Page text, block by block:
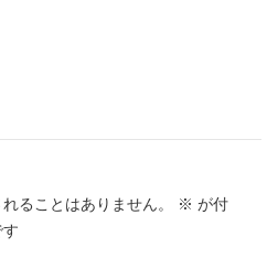
ることはありません。 ※ が付